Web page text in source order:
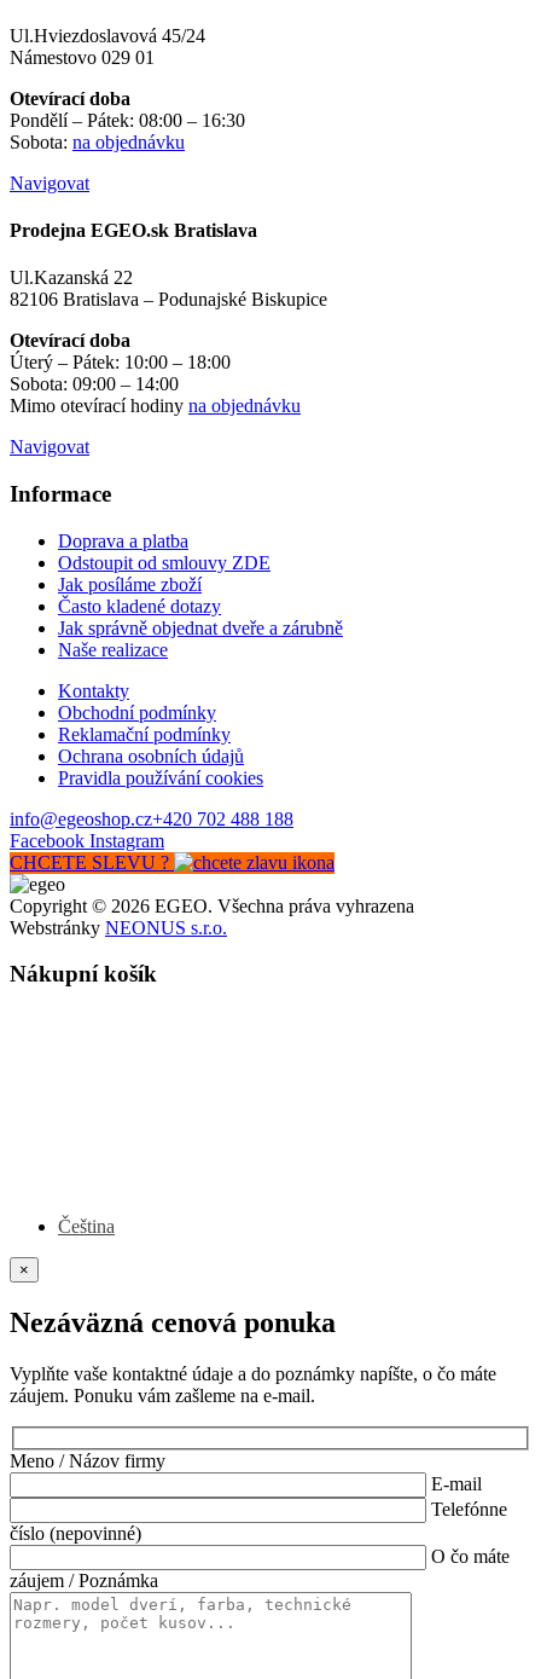
Ul.Hviezdoslavová 45/24
Námestovo 029 01
Otevírací doba
Pondělí – Pátek: 08:00 – 16:30
Sobota: na objednávku
Navigovat
Prodejna EGEO.sk Bratislava
Ul.Kazanská 22
82106 Bratislava – Podunajské Biskupice
Otevírací doba
Úterý – Pátek: 10:00 – 18:00
Sobota: 09:00 – 14:00
Mimo otevírací hodiny na objednávku
Navigovat
Informace
Doprava a platba
Odstoupit od smlouvy ZDE
Jak posíláme zboží
Často kladené dotazy
Jak správně objednat dveře a zárubně
Naše realizace
Kontakty
Obchodní podmínky
Reklamační podmínky
Ochrana osobních údajů
Pravidla používání cookies
info@egeoshop.cz+420 702 488 188
Facebook Instagram
CHCETE SLEVU ?
Copyright © 2026 EGEO. Všechna práva vyhrazena
Webstránky NEONUS s.r.o.
Nákupní košík
Čeština
×
Nezáväzná cenová ponuka
Vyplňte vaše kontaktné údaje a do poznámky napíšte, o čo máte
záujem. Ponuku vám zašleme na e-mail.
Meno / Názov firmy
E-mail
Telefónne
číslo (nepovinné)
O čo máte
záujem / Poznámka